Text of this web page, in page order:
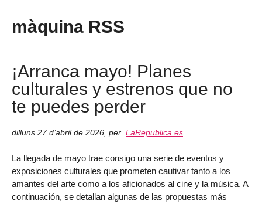
màquina RSS
¡Arranca mayo! Planes
culturales y estrenos que no
te puedes perder
dilluns 27 d’abril de 2026 per LaRepublica.es
La llegada de mayo trae consigo una serie de eventos y
exposiciones culturales que prometen cautivar tanto a los
amantes del arte como a los aficionados al cine y la música. A
continuación, se detallan algunas de las propuestas más